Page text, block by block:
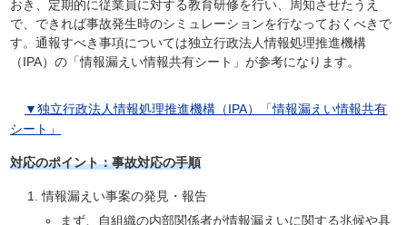
おき、定期的に従業員に対する教育研修を行い、周知させたうえ
で、できれば事故発生時のシミュレーションを行なっておくべきで
す。通報すべき事項については独立行政法人情報処理推進機構
（IPA）の「情報漏えい情報共有シート」が参考になります。
▼独立行政法人情報処理推進機構（IPA）「情報漏えい情報共有
シート」
対応のポイント：事故対応の手順
情報漏えい事案の発見・報告
まず、自組織の内部関係者が情報漏えいに関する兆候や具